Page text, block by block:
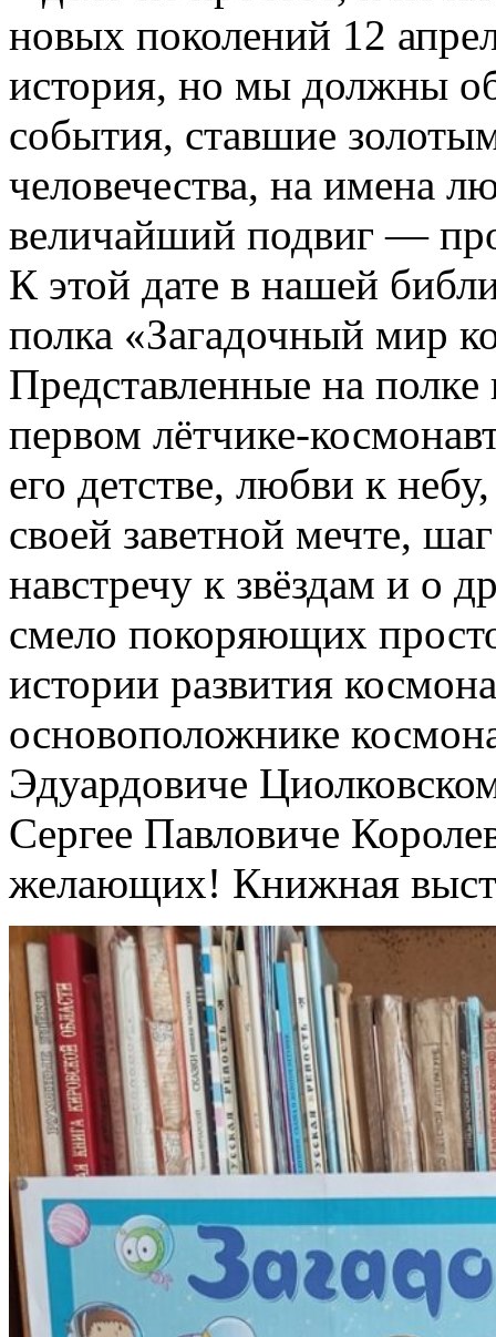
новых поколений 12
история, но мы должны
события, ставшие
человечества, на имена
величайший подвиг —
К этой дате в нашей
полка «Загадочный мир
Представленные на
первом лётчике-
его детстве, любви к
своей заветной мечте,
навстречу к звёздам и о
смело покоряющих
истории развития
основоположнике
Эдуардовиче
Сергее Павловиче
желающих! Книжная